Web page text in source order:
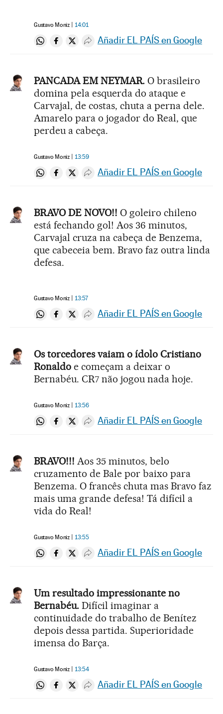
Gustavo Moniz 14:01
Compartir en Whatsapp
Compartir en Facebook
Compartir en Twitter
Desplegar Redes Sociales
Añadir EL PAÍS en Google
PANCADA EM NEYMAR. O brasileiro
domina pela esquerda do ataque e
Carvajal, de costas, chuta a perna dele.
Amarelo para o jogador do Real, que
perdeu a cabeça.
Gustavo Moniz 13:59
Compartir en Whatsapp
Compartir en Facebook
Compartir en Twitter
Desplegar Redes Sociales
Añadir EL PAÍS en Google
BRAVO DE NOVO!! O goleiro chileno
está fechando gol! Aos 36 minutos,
Carvajal cruza na cabeça de Benzema,
que cabeceia bem. Bravo faz outra linda
defesa.
Gustavo Moniz 13:57
Compartir en Whatsapp
Compartir en Facebook
Compartir en Twitter
Desplegar Redes Sociales
Añadir EL PAÍS en Google
Os torcedores vaiam o ídolo Cristiano
Ronaldo e começam a deixar o
Bernabéu. CR7 não jogou nada hoje.
Gustavo Moniz 13:56
Compartir en Whatsapp
Compartir en Facebook
Compartir en Twitter
Desplegar Redes Sociales
Añadir EL PAÍS en Google
BRAVO!!! Aos 35 minutos, belo
cruzamento de Bale por baixo para
Benzema. O francês chuta mas Bravo faz
mais uma grande defesa! Tá difícil a
vida do Real!
Gustavo Moniz 13:55
Compartir en Whatsapp
Compartir en Facebook
Compartir en Twitter
Desplegar Redes Sociales
Añadir EL PAÍS en Google
Um resultado impressionante no
Bernabéu. Difícil imaginar a
continuidade do trabalho de Benítez
depois dessa partida. Superioridade
imensa do Barça.
Gustavo Moniz 13:54
Compartir en Whatsapp
Compartir en Facebook
Compartir en Twitter
Desplegar Redes Sociales
Añadir EL PAÍS en Google